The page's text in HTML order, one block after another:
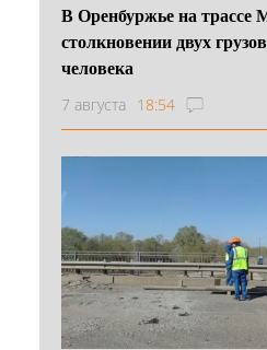
В Оренбуржье на трассе
столкновении двух
человека
7 августа 18:54